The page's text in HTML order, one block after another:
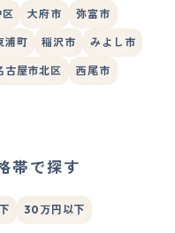
大府市 弥富市
浦町 稲沢市 みよし市
古屋市北区 西尾市
帯で探す
30万円以下